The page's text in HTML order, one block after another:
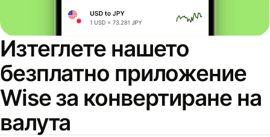
Изтеглете нашето
безплатно приложение
Wise за конвертиране на
валута